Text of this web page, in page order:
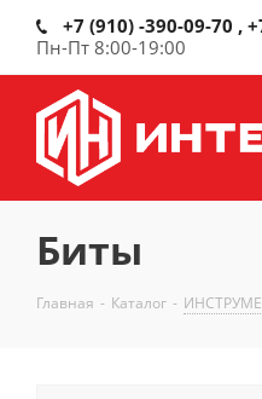
+7 (910) -390-09-70 ,
Пн-Пт 8:00-19:00
Биты
Главная - Каталог -